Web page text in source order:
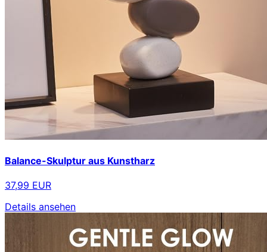
Balance-Skulptur aus Kunstharz
37,99 EUR
Details ansehen